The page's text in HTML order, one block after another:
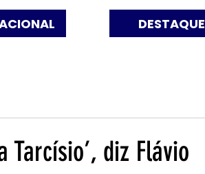
DESTAQUE
Tarcísio’, diz Flávio